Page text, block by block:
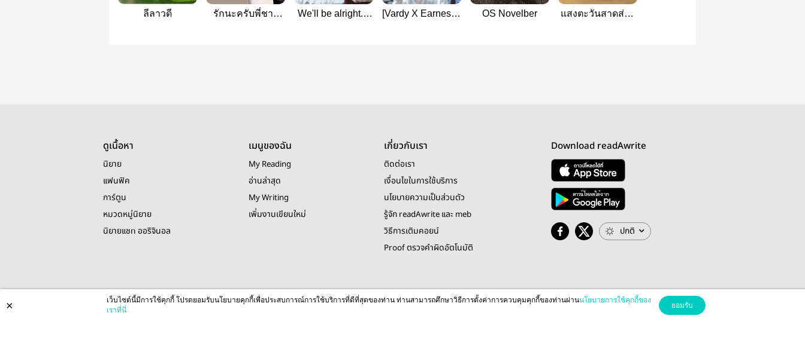
ลีลาวดี
รักนะครับพี่ชาย
We'll be alright....
[Vardy X Earnest] -
OS Novelber
แสงตะวันสาดส่อง
ดูเนื้อหา
นิยาย
แฟนฟิค
การ์ตูน
หมวดหมู่นิยาย
นิยายแชท ออริจินอล
เมนูของฉัน
My Reading
อ่านล่าสุด
My Writing
เพิ่มงานเขียนใหม่
เกี่ยวกับเรา
ติดต่อเรา
เงื่อนไขในการใช้บริการ
นโยบายความเป็นส่วนตัว
รู้จัก readAwrite และ meb
วิธีการเติมคอยน์
Proof ตรวจคำผิดอัตโนมัติ
Download readAwrite
ปกติ
© 2026 readAwrite.com by MEB Corporation Public Company Limited
This site is protected by reCAPTCHA and the Google
× เว็บไซต์นี้มีการใช้คุกกี้ โปรดยอมรับนโยบายคุกกี้เพื่อประสบการณ์การใช้บริการที่ดีที่สุดของท่าน ท่านสามารถศึกษาวิธีการตั้งค่าการควบคุมคุกกี้ของท่านผ่านนโยบายการใช้คุกกี้ของ
เราที่นี่
ยอมรับ